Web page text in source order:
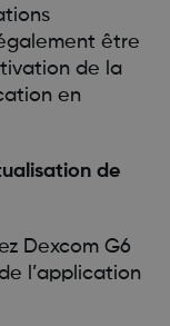
être
de la
en
de
Dexcom G6
l’application